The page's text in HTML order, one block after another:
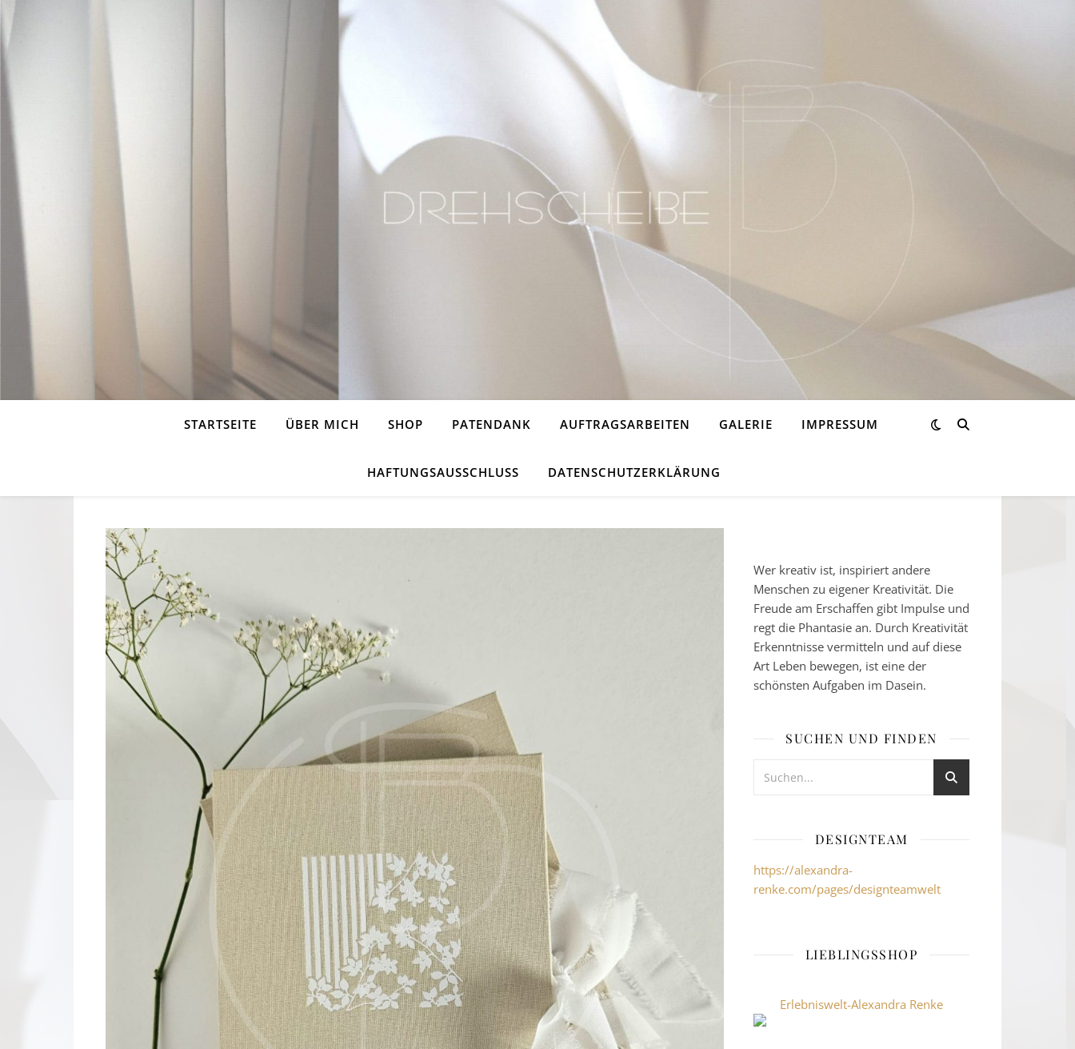
STARTSEITE ÜBER MICH SHOP PATENDANK AUFTRAGSARBEITEN GALERIE IMPRESSUM
HAFTUNGSAUSSCHLUSS DATENSCHUTZERKLÄRUNG
Wer kreativ ist, inspiriert andere
Menschen zu eigener Kreativität. Die
Freude am Erschaffen gibt Impulse und
regt die Phantasie an. Durch Kreativität
Erkenntnisse vermitteln und auf diese
Art Leben bewegen, ist eine der
schönsten Aufgaben im Dasein.
SUCHEN UND FINDEN
DESIGNTEAM
https://alexandra-
renke.com/pages/designteamwelt
LIEBLINGSSHOP
Erlebniswelt-Alexandra Renke